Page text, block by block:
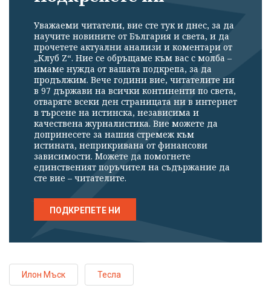
Уважаеми читатели, вие сте тук и днес, за да
научите новините от България и света, и да
прочетете актуални анализи и коментари от
„Клуб Z“. Ние се обръщаме към вас с молба –
имаме нужда от вашата подкрепа, за да
продължим. Вече години вие, читателите ни
в 97 държави на всички континенти по света,
отваряте всеки ден страницата ни в интернет
в търсене на истинска, независима и
качествена журналистика. Вие можете да
допринесете за нашия стремеж към
истината, неприкривана от финансови
зависимости. Можете да помогнете
единственият поръчител на съдържание да
сте вие – читателите.
ПОДКРЕПЕТЕ НИ
Илон Мъск Тесла